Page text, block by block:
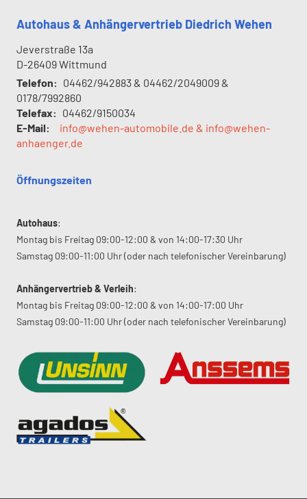
Autohaus & Anhängervertrieb Diedrich Wehen
Jeverstraße 13a
D-26409Wittmund
Telefon: 04462/942883 & 04462/2049009 &
0178/7992860
Telefax: 04462/9150034
E-Mail:
info@wehen-automobile.de & info@wehen-
anhaenger.de
Öffnungszeiten
Autohaus:
Montag bis Freitag 09:00-12:00 & von 14:00-17:30 Uhr
Samstag 09:00-11:00 Uhr (oder nach telefonischer Vereinbarung)
Anhängervertrieb & Verleih:
Montag bis Freitag 09:00-12:00 & von 14:00-17:00 Uhr
Samstag 09:00-11:00 Uhr (oder nach telefonischer Vereinbarung)